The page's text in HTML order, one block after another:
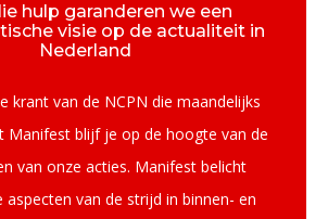
hulp garanderen we een
visie op de actualiteit in
Nederland
krant van de NCPN die maandelijks
Manifest blijf je op de hoogte van de
van onze acties. Manifest belicht
aspecten van de strijd in binnen- en